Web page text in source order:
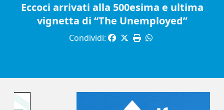
Eccoci arrivati alla 500esima e ultima
vignetta di “The Unemployed”
Condividi: